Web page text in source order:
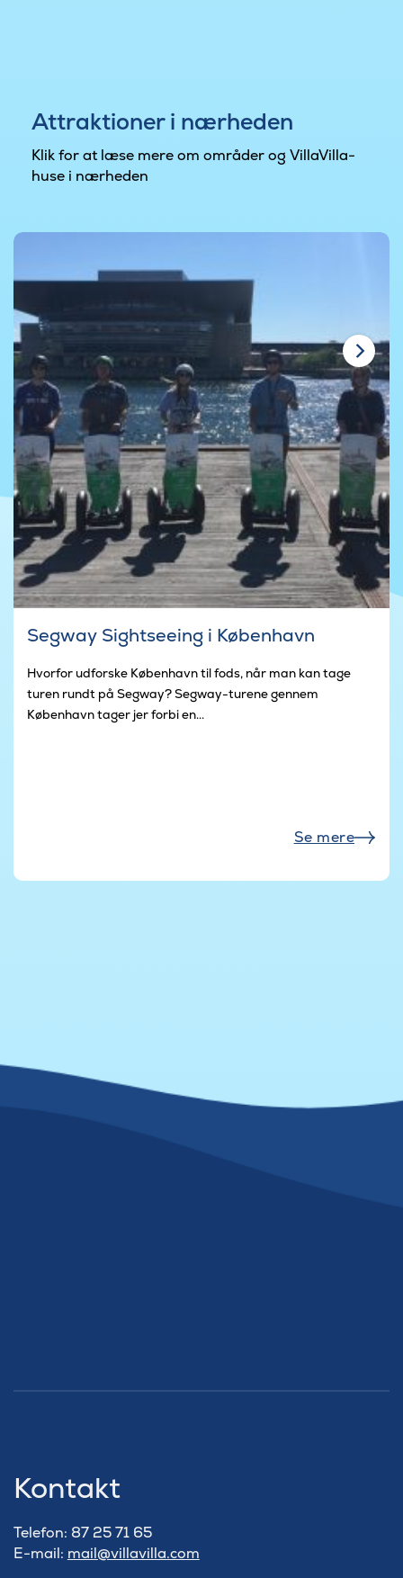
Attraktioner i nærheden
Klik for at læse mere om områder og VillaVilla-
huse i nærheden
Segway Sightseeing i København
Hvorfor udforske København til fods, når man kan tage
turen rundt på Segway? Segway-turene gennem
København tager jer forbi en...
Se mere
Kontakt
Telefon: 87 25 71 65
E-mail: mail@villavilla.com